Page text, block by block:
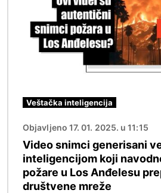
Veštačka inteligencija
Objavljeno 17. 01. 2025. u 11:15
Video snimci generisani
inteligencijom koji
požare u Los Anđelesu
društvene mreže